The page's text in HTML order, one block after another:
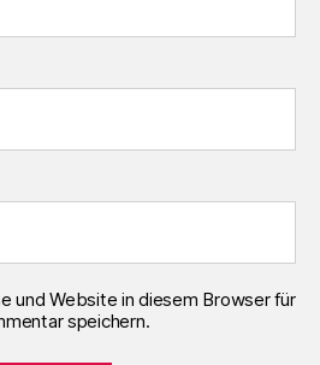
und Website in diesem Browser für
speichern.